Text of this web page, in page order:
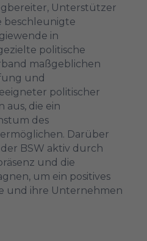
Unterstützer
beschleunigte
in
politische
maßgeblichen
und
politischer
aus, die ein
des
Darüber
BSW aktiv durch
und die
um ein positives
und ihre Unternehmen